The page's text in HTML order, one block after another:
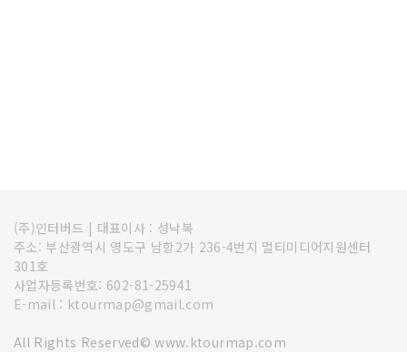
(주)인터버드 | 대표이사 : 성낙복
주소: 부산광역시 영도구 남항2가 236-4번지 멀티미디어지원센터
301호
사업자등록번호: 602-81-25941
E-mail : ktourmap@gmail.com
All Rights Reserved© www.ktourmap.com